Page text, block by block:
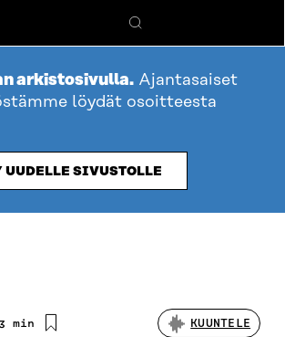
Hae
arkistosivulla. Ajantasaiset
löydät osoitteesta
SIVUSTOLLE
Arvioitu
3 min KUUNTELE